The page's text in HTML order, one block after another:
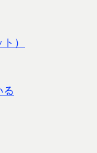
）
る